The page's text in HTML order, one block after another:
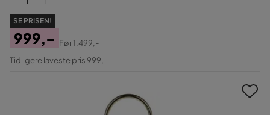
SE PRISEN!
Pris
999,-
Original
Før1.499,-
Tidligere laveste pris 999,-